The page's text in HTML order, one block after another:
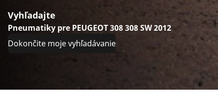
Vyhľadajte
Pneumatiky pre PEUGEOT 308 308 SW 2012
Dokončite moje vyhľadávanie